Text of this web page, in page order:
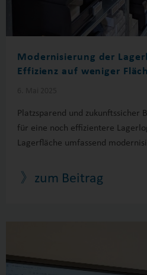
Modernisierung der
Effizienz auf weniger
Platzsparend und zukunftssicher
für eine noch effizientere
Lagerfläche umfassend
》zum Beitrag